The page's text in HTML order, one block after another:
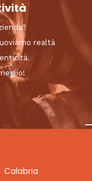
realtà
Calabria